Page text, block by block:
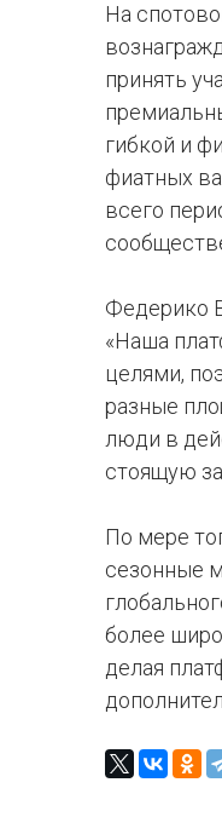
На
принять
гибкой и
фиатных
всего
Федерико
«Наша
целями,
разные
люди в
стоящую
По мере
сезонные
более
делая